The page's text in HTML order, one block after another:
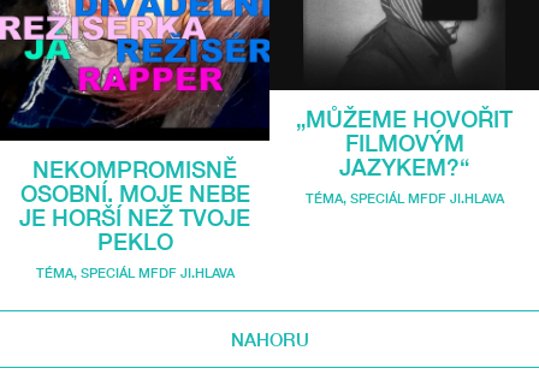
NEKOMPROMISNĚ
OSOBNÍ. MOJE NEBE
JE HORŠÍ NEŽ TVOJE
PEKLO
TÉMA, SPECIÁL MFDF JI.HLAVA
„MŮŽEME HOVOŘIT
FILMOVÝM
JAZYKEM?“
TÉMA, SPECIÁL MFDF JI.HLAVA
NAHORU